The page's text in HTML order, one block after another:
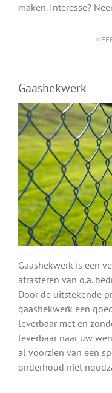
maken. Interesse?
Gaashekwerk
Gaashekwerk is een
afrasteren van o.a.
Door de uitstekende
gaashekwerk een
leverbaar met en
leverbaar naar uw
al voorzien van een
onderhoud niet